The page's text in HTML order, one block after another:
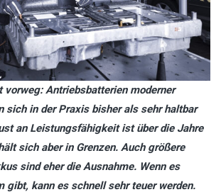
vorweg: Antriebsbatterien moderner
sich in der Praxis bisher als sehr haltbar
an Leistungsfähigkeit ist über die Jahre
sich aber in Grenzen. Auch größere
sind eher die Ausnahme. Wenn es
gibt, kann es schnell sehr teuer werden.